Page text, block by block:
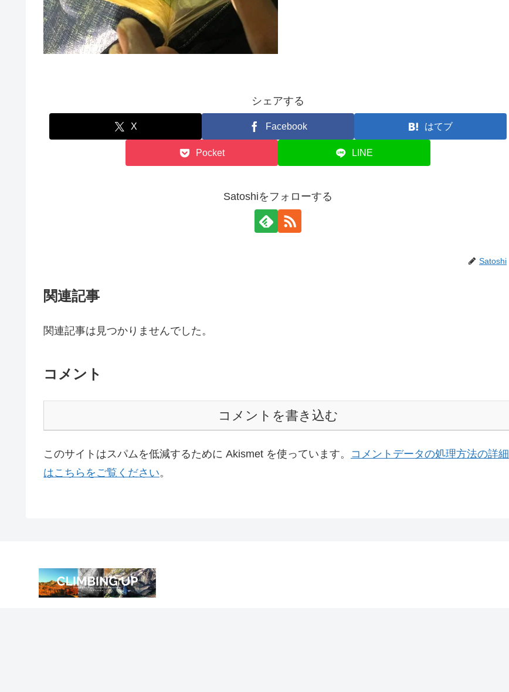
シェアする
X Facebook はてブ
Pocket LINE
Satoshiをフォローする
Satoshi
関連記事
関連記事は見つかりませんでした。
コメント
コメントを書き込む
このサイトはスパムを低減するために Akismet を使っています。 コメントデータの処理方法の詳細
はこちらをご覧ください。